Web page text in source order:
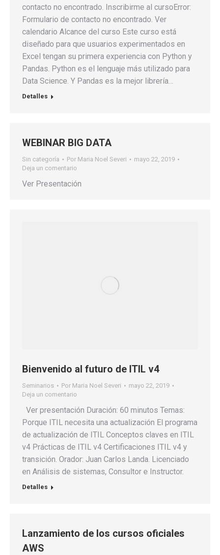
contacto no encontrado. Inscribirme al cursoError:
Formulario de contacto no encontrado. Ver
calendario Alcance del curso Este curso está
diseñado para que usuarios experimentados en
Excel tengan su primera experiencia con Python y
Pandas. Python es el lenguaje más utilizado para
Data Science. Y Pandas es la mejor librería…
Detalles
WEBINAR BIG DATA
Sin categoría Por Maria Noel Severi
mayo 22, 2019
Deja un comentario
Ver Presentación
Bienvenido al futuro de ITIL v4
Seminarios Por Maria Noel Severi
mayo 22, 2019
Deja un comentario
Ver presentación Duración: 60 minutos Temas:
Porque ITIL necesita una actualización El programa
de actualización de ITIL Conceptos claves en ITIL
v4 Prácticas de ITIL v4 Certificaciones ITIL v4 y
transición. Orador: Juan Carlos Landa. Licenciado
en Análisis de sistemas, Consultor e Instructor.
Detalles
Lanzamiento de los cursos oficiales
AWS